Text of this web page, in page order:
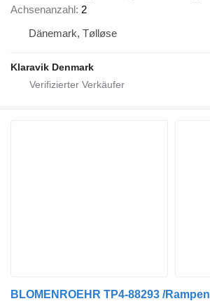
Achsenanzahl 2
Dänemark, Tølløse
Klaravik Denmark
BLOMENROEHR TP4-88293 /Rampen